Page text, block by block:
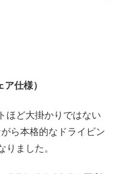
仕様）
ほど大掛かりではない
ら本格的なドライビン
りました。